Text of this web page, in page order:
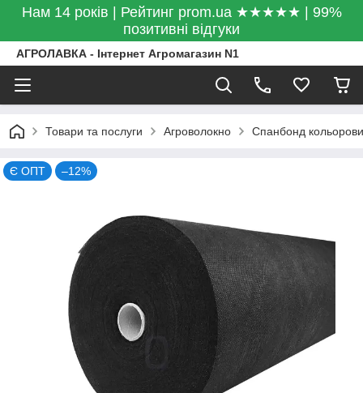
Нам 14 років | Рейтинг prom.ua ★★★★★ | 99%
позитивні відгуки
АГРОЛАВКА - Інтернет Агромагазин N1
Товари та послуги Агроволокно Спанбонд
Є ОПТ –12%